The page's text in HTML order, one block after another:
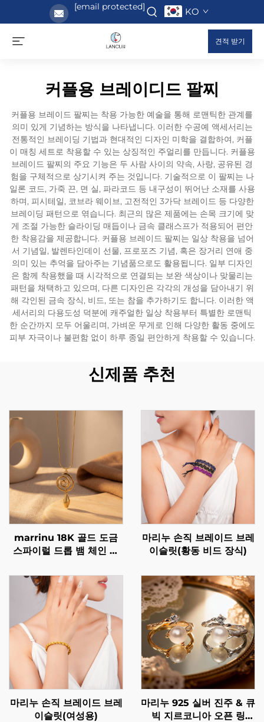
[email protected] KO
견적 받기
커플용 브레이디드 팔찌
커플용 브레이드 팔찌는 착용 가능한 예술을 통해 로맨틱한 관계를
의미 있게 기념하는 방식을 나타냅니다. 이러한 수공예 액세서리는
전통적인 브레이딩 기법과 현대적인 디자인 미학을 결합하여, 커플
이 매칭 세트로 착용할 수 있는 상징적인 주얼리를 만듭니다. 커플용
브레이드 팔찌의 주요 기능은 두 사람 사이의 약속, 사랑, 공유된 경
험을 구체적으로 상기시켜 주는 것입니다. 기술적으로 이 팔찌는 나
일론 코드, 가죽 끈, 면 실, 파라코드 등 내구성이 뛰어난 소재를 사용
하며, 피시테일, 코브라 웨이브, 고전적인 3가닥 브레이드 등 다양한
브레이딩 패턴으로 엮습니다. 최근의 많은 제품에는 손목 크기에 맞
게 조절 가능한 슬라이딩 매듭이나 금속 클래스프가 적용되어 편안
한 착용감을 제공합니다. 커플용 브레이드 팔찌는 일상 착용을 넘어
서 기념일, 발렌타인데이 선물, 프로포즈 기념, 혹은 장거리 연애 중
의미 있는 추억을 담아주는 기념품으로도 활용됩니다. 일부 디자인
은 함께 착용했을 때 시각적으로 연결되는 보완 색상이나 맞물리는
패턴을 채택하고 있으며, 다른 디자인은 각각의 개성을 담아내기 위
해 각인된 금속 장식, 비드, 또는 참을 추가하기도 합니다. 이러한 액
세서리의 다용도성 덕분에 캐주얼한 일상 착용부터 특별한 로맨틱
한 순간까지 모두 어울리며, 가벼운 무게로 인해 다양한 활동 중에도
피부 자극이나 불편함 없이 하루 종일 편안하게 착용할 수 있습니다.
신제품 추천
marrinu 18K 골드 도금
스파이럴 드롭 뱀 체인 목
마리누 손직 브레이드 브레
이슬릿(황동 비드 장식)
마리누 손직 브레이드 브레
이슬릿(여성용)
마리누 925 실버 진주 & 큐
빅 지르코니아 오픈 링